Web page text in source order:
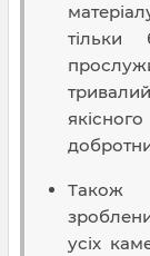
Також
усіх